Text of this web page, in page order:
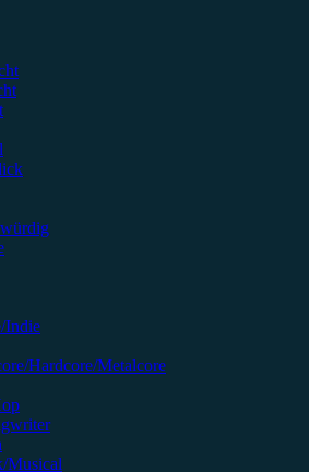
Indie
Hardcore/Metalcore
Musical